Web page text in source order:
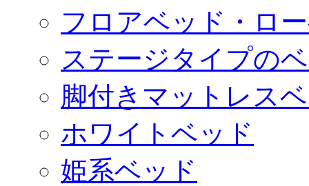
フロアベッド・ロ
ステージタイプの
脚付きマットレス
ホワイトベッド
姫系ベッド